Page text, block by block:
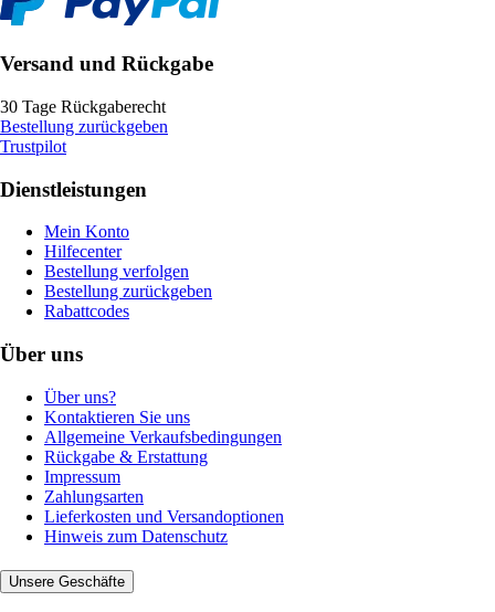
Versand und Rückgabe
30 Tage Rückgaberecht
Bestellung zurückgeben
Trustpilot
Dienstleistungen
Mein Konto
Hilfecenter
Bestellung verfolgen
Bestellung zurückgeben
Rabattcodes
Über uns
Über uns?
Kontaktieren Sie uns
Allgemeine Verkaufsbedingungen
Rückgabe & Erstattung
Impressum
Zahlungsarten
Lieferkosten und Versandoptionen
Hinweis zum Datenschutz
Unsere Geschäfte